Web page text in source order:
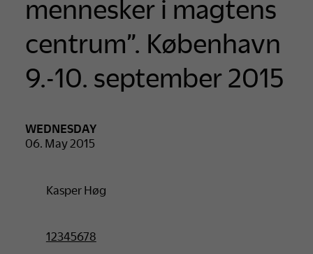
mennesker i magtens
centrum”. København
9.-10. september 2015
WEDNESDAY
06. May 2015
Kasper Høg
12345678